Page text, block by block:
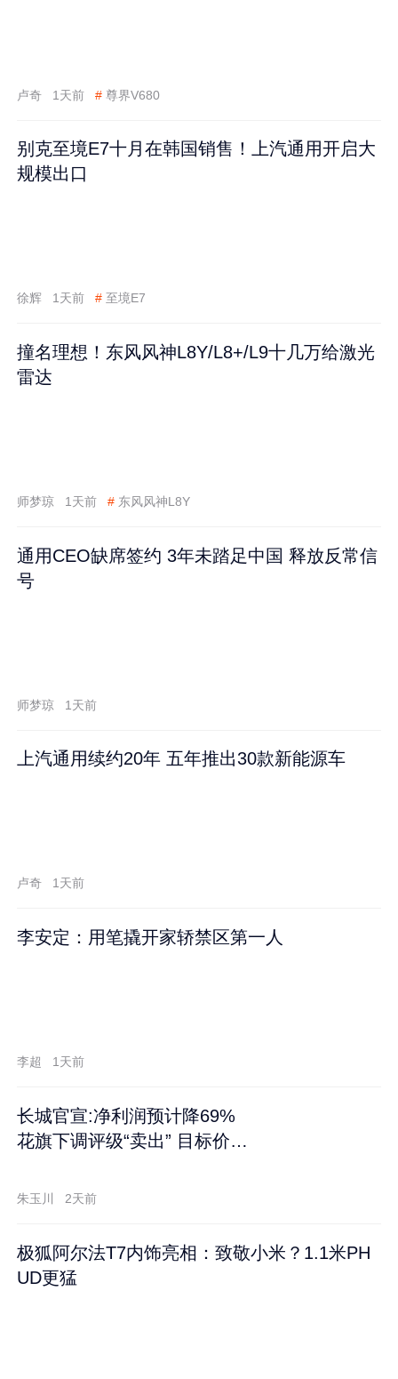
卢奇 1天前 # 尊界V680
别克至境E7十月在韩国销售！上汽通用开启大
规模出口
徐辉 1天前 # 至境E7
撞名理想！东风风神L8Y/L8+/L9十几万给激光
雷达
师梦琼 1天前 # 东风风神L8Y
通用CEO缺席签约 3年未踏足中国 释放反常信
号
师梦琼 1天前
上汽通用续约20年 五年推出30款新能源车
卢奇 1天前
李安定：用笔撬开家轿禁区第一人
李超 1天前
长城官宣:净利润预计降69%
花旗下调评级“卖出” 目标价再
朱玉川 2天前
极狐阿尔法T7内饰亮相：致敬小米？1.1米PH
UD更猛